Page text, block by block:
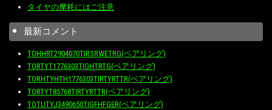
タイヤの摩耗にはご注意
最新コメント
TOHHRT2904070TIRSRWETRG(ベアリング)
TORTYT1776303TIGHTRTG(ベアリング)
TORHTYHTH1776303TIRTYRTTR(ベアリング)
TORTYT85768TIRTYRTTR(ベアリング)
TOTUTYJ3490650TIGFHFGER(ベアリング)